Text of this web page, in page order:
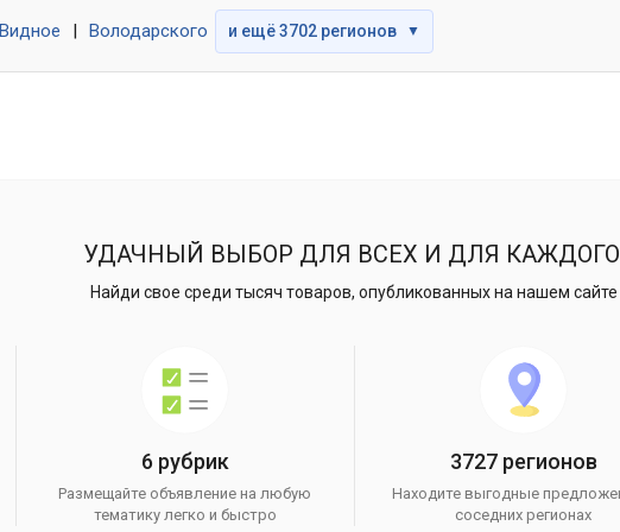
Видное Володарского и ещё 3702 регионов ▼
УДАЧНЫЙ ВЫБОР ДЛЯ ВСЕХ И ДЛЯ
Найди свое среди тысяч товаров, опубликованных на нашем сайте
6 рубрик
Размещайте объявление на любую
тематику легко и быстро
3727 регионов
Находите выгодные
соседних регионах